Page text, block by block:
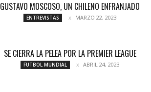
GUSTAVO MOSCOSO, UN CHILENO ENFRANJADO
ENTREVISTAS MARZO 22, 2023
SE CIERRA LA PELEA POR LA PREMIER LEAGUE
FUTBOL MUNDIAL ABRIL 24, 2023